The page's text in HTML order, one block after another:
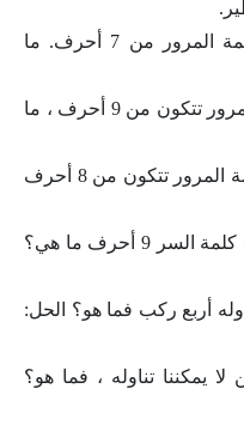
اللغز: نوع الجوال. تتكون كلمة المرور من 7 أحرف. ما
اللغز: ماركة السيارة كلمة المرور تتكون من 9 أحرف ، ما
اللغز: من أنواع الحيوانات كلمة المرور تتكون من 8 أحرف
اللغز: موسوعة على الإنترنت كلمة السر 9 أحرف ما هي؟
وله أربع ركب فما هو؟ الحل:
يمكننا تناوله ، فما هو؟